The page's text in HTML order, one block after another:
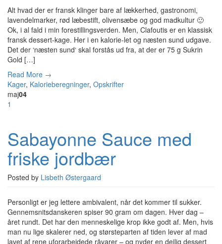
Alt hvad der er fransk klinger bare af lækkerhed, gastronomi,
lavendelmarker, rød læbestift, olivensæbe og god madkultur 🙂
Ok, i al fald i min forestillingsverden. Men, Clafoutis er en klassisk
fransk dessert-kage. Her i en kalorie-let og næsten sund udgave.
Det der ‘næsten sund‘ skal forstås ud fra, at der er 75 g Sukrin
Gold […]
Read More →
Kager, Kalorieberegninger, Opskrifter
maj04
1
Sabayonne Sauce med
friske jordbær
Posted by Lisbeth Østergaard
Personligt er jeg lettere ambivalent, når det kommer til sukker.
Gennemsnitsdanskeren spiser 90 gram om dagen. Hver dag –
året rundt. Det har den menneskelige krop ikke godt af. Men, hvis
man nu lige skalerer ned, og størsteparten af tiden lever af mad
lavet af rene uforarbejdede råvarer – og nyder en dejlig dessert